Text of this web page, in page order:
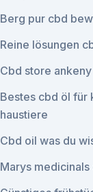
Berg pur cbd
Reine lösungen
Cbd store
Bestes cbd öl für
haustiere
Cbd oil was du
Marys